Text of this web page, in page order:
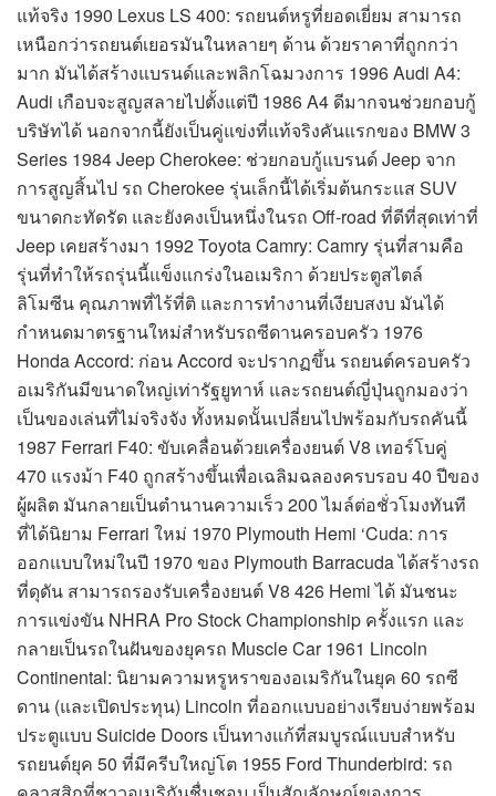
แท้จริง 1990 Lexus LS 400: รถยนต์หรูที่ยอดเยี่ยม สามารถ
เหนือกว่ารถยนต์เยอรมันในหลายๆ ด้าน ด้วยราคาที่ถูกกว่า
มาก มันได้สร้างแบรนด์และพลิกโฉมวงการ 1996 Audi A4:
Audi เกือบจะสูญสลายไปตั้งแต่ปี 1986 A4 ดีมากจนช่วยกอบกู้
บริษัทได้ นอกจากนี้ยังเป็นคู่แข่งที่แท้จริงคันแรกของ BMW 3
Series 1984 Jeep Cherokee: ช่วยกอบกู้แบรนด์ Jeep จาก
การสูญสิ้นไป รถ Cherokee รุ่นเล็กนี้ได้เริ่มต้นกระแส SUV
ขนาดกะทัดรัด และยังคงเป็นหนึ่งในรถ Off-road ที่ดีที่สุดเท่าที่
Jeep เคยสร้างมา 1992 Toyota Camry: Camry รุ่นที่สามคือ
รุ่นที่ทำให้รถรุ่นนี้แข็งแกร่งในอเมริกา ด้วยประตูสไตล์
ลิโมซีน คุณภาพที่ไร้ที่ติ และการทำงานที่เงียบสงบ มันได้
กำหนดมาตรฐานใหม่สำหรับรถซีดานครอบครัว 1976
Honda Accord: ก่อน Accord จะปรากฏขึ้น รถยนต์ครอบครัว
อเมริกันมีขนาดใหญ่เท่ารัฐยูทาห์ และรถยนต์ญี่ปุ่นถูกมองว่า
เป็นของเล่นที่ไม่จริงจัง ทั้งหมดนั้นเปลี่ยนไปพร้อมกับรถคันนี้
1987 Ferrari F40: ขับเคลื่อนด้วยเครื่องยนต์ V8 เทอร์โบคู่
470 แรงม้า F40 ถูกสร้างขึ้นเพื่อเฉลิมฉลองครบรอบ 40 ปีของ
ผู้ผลิต มันกลายเป็นตำนานความเร็ว 200 ไมล์ต่อชั่วโมงทันที
ที่ได้นิยาม Ferrari ใหม่ 1970 Plymouth Hemi ‘Cuda: การ
ออกแบบใหม่ในปี 1970 ของ Plymouth Barracuda ได้สร้างรถ
ที่ดุดัน สามารถรองรับเครื่องยนต์ V8 426 Hemi ได้ มันชนะ
การแข่งขัน NHRA Pro Stock Championship ครั้งแรก และ
กลายเป็นรถในฝันของยุครถ Muscle Car 1961 Lincoln
Continental: นิยามความหรูหราของอเมริกันในยุค 60 รถซี
ดาน (และเปิดประทุน) Lincoln ที่ออกแบบอย่างเรียบง่ายพร้อม
ประตูแบบ Suicide Doors เป็นทางแก้ที่สมบูรณ์แบบสำหรับ
รถยนต์ยุค 50 ที่มีครีบใหญ่โต 1955 Ford Thunderbird: รถ